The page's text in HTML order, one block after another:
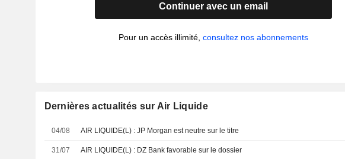
Continuer avec un email
Pour un accès illimité,consultez nos abonnements
Dernières actualités sur Air Liquide
04/08 AIR LIQUIDE(L) : JP Morgan est neutre sur le titre
31/07 AIR LIQUIDE(L) : DZ Bank favorable sur le dossier